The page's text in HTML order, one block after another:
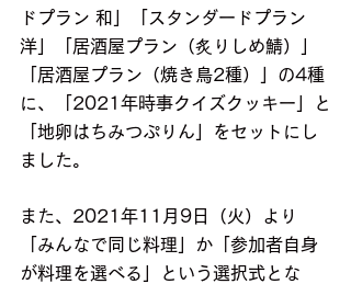
ドプラン 和」「スタンダードプラン
洋」「居酒屋プラン（炙りしめ鯖）」
「居酒屋プラン（焼き鳥2種）」の4種
に、「2021年時事クイズクッキー」と
「地卵はちみつぷりん」をセットにし
ました。
また、2021年11月9日（火）より
「みんなで同じ料理」か「参加者自身
が料理を選べる」という選択式とな